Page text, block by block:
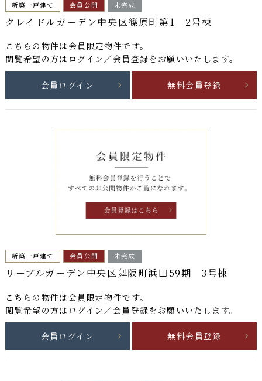
新築一戸建て 会員公開 未完成
クレイドルガーデン中央区篠原町第1 2号棟
こちらの物件は 会員限定物件です。
閲覧希望の方はログイン／会員登録をお願いいたします。
会員ログイン 無料会員登録
新築一戸建て 会員公開 未完成
リーブルガーデン中央区舞阪町浜田59期 3号棟
こちらの物件は 会員限定物件です。
閲覧希望の方はログイン／会員登録をお願いいたします。
会員ログイン 無料会員登録